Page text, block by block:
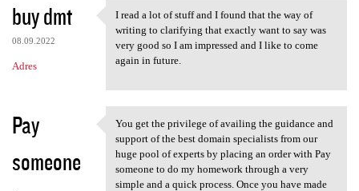
buy dmt
08.09.2022
Adres
I read a lot of stuff and I
I read a lot of stuff and I found that the way of
writing to clarifying that exactly want to say was
very good so I am impressed and I like to come
again in future.
Pay
someone
You get the privilege of
You get the privilege of availing the guidance and
support of the best domain specialists from our
huge pool of experts by placing an order with Pay
someone to do my homework through a very
simple and a quick process. Once you have made